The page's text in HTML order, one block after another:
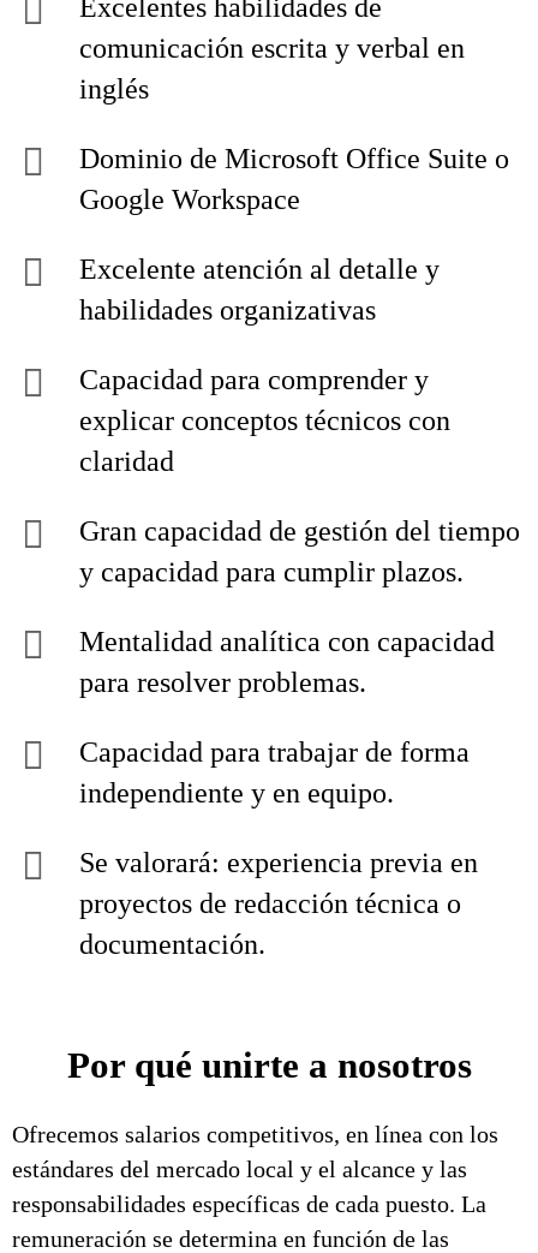
Excelentes habilidades de
comunicación escrita y verbal en
inglés
Dominio de Microsoft Office Suite o
Google Workspace
Excelente atención al detalle y
habilidades organizativas
Capacidad para comprender y
explicar conceptos técnicos con
claridad
Gran capacidad de gestión del tiempo
y capacidad para cumplir plazos.
Mentalidad analítica con capacidad
para resolver problemas.
Capacidad para trabajar de forma
independiente y en equipo.
Se valorará: experiencia previa en
proyectos de redacción técnica o
documentación.
Por qué unirte a nosotros
Ofrecemos salarios competitivos, en línea con los
estándares del mercado local y el alcance y las
responsabilidades específicas de cada puesto. La
remuneración se determina en función de las